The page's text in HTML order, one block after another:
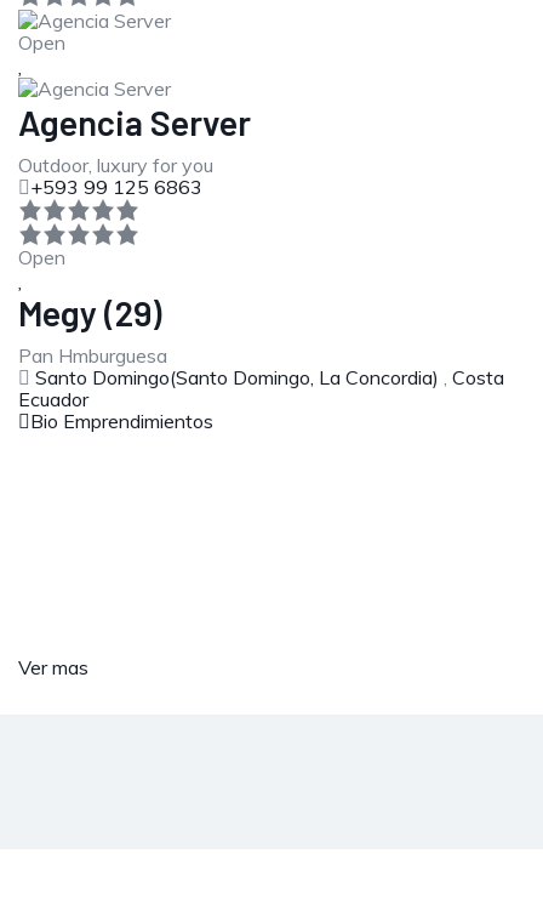
Open
Agencia Server
Outdoor, luxury for you
+593 99 125 6863
Open
Megy (29)
Pan Hmburguesa
Santo Domingo(Santo Domingo, La Concordia)
Costa
Ecuador
Bio Emprendimientos
Ver mas